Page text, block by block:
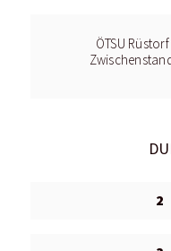
ÖTSU
2